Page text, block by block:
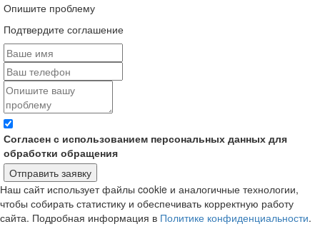
Опишите проблему
Подтвердите соглашение
Согласен с использованием персональных данных для
обработки обращения
Отправить заявку
Наш сайт использует файлы cookie и аналогичные технологии,
чтобы собирать статистику и обеспечивать корректную работу
сайта. Подробная информация в Политике конфиденциальности.